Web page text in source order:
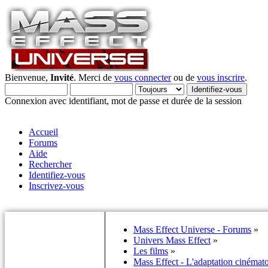
Bienvenue, Invité. Merci de vous connecterou de vous inscrire.
Connexion avec identifiant, mot de passe et durée de la session
Accueil
Forums
Aide
Rechercher
Identifiez-vous
Inscrivez-vous
Mass Effect Universe - Forums »
Univers Mass Effect »
Les films »
Mass Effect - L'adaptation